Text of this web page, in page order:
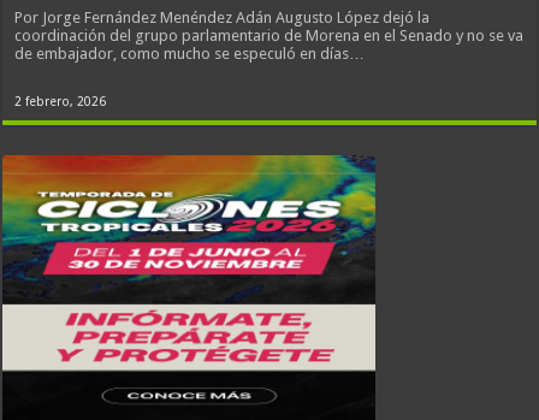
Por Jorge Fernández Menéndez Adán Augusto López dejó la
coordinación del grupo parlamentario de Morena en el Senado y no se va
de embajador, como mucho se especuló en días…
2 febrero, 2026